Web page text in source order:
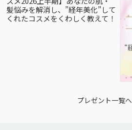
髪悩みを解消し、”経年美化”して
くれたコスメをくわしく教えて！
プレゼント一覧へ